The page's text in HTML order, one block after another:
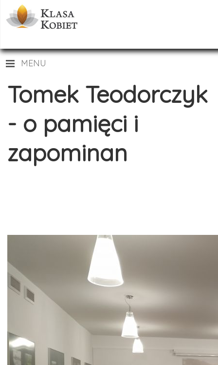
MENU
Tomek Teodorczyk
- o pamięci i
zapominan